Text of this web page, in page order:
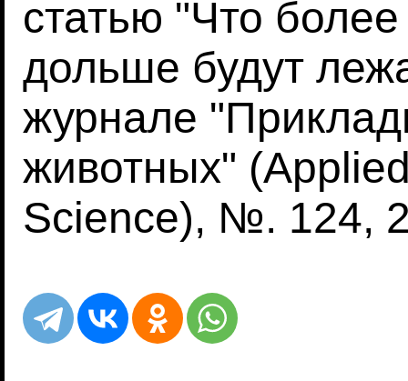
статью "Что
дольше будут
журнале
животных"
Science), №. 124,